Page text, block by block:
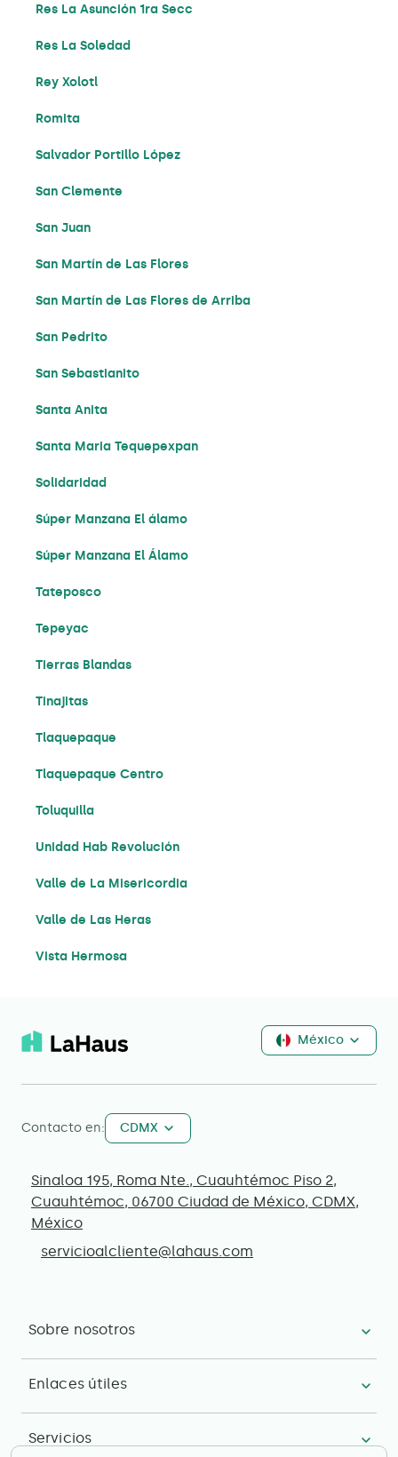
Res La Asunción 1ra Secc
Res La Soledad
Rey Xolotl
Romita
Salvador Portillo López
San Clemente
San Juan
San Martín de Las Flores
San Martín de Las Flores de Arriba
San Pedrito
San Sebastianito
Santa Anita
Santa Maria Tequepexpan
Solidaridad
Súper Manzana El álamo
Súper Manzana El Álamo
Tateposco
Tepeyac
Tierras Blandas
Tinajitas
Tlaquepaque
Tlaquepaque Centro
Toluquilla
Unidad Hab Revolución
Valle de La Misericordia
Valle de Las Heras
Vista Hermosa
México
Contacto en: CDMX
Sinaloa 195, Roma Nte., Cuauhtémoc Piso 2,
Cuauhtémoc, 06700 Ciudad de México, CDMX,
México
servicioalcliente@lahaus.com
Sobre nosotros
Enlaces útiles
Servicios